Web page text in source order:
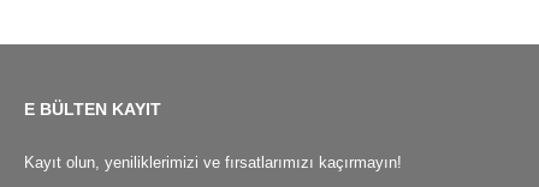
E BÜLTEN KAYIT
Kayıt olun, yeniliklerimizi ve fırsatlarımızı kaçırmayın!